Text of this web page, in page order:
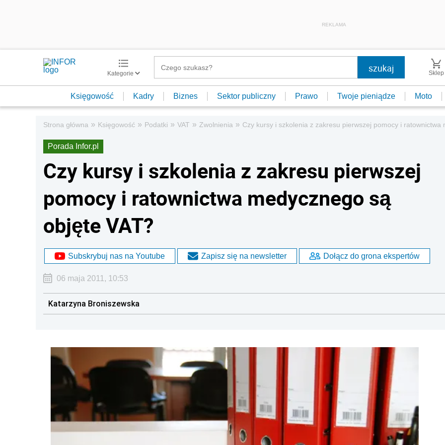
REKLAMA
Kategorie Sklep
Księgowość Kadry Biznes Sektor publiczny Prawo Twoje pieniądze Moto
Strona główna » Księgowość » Podatki » VAT » Zwolnienia » Czy kursy i szkolenia z zakresu pierwszej pomocy i ratownictwa
Porada Infor.pl
Czy kursy i szkolenia z zakresu pierwszej
pomocy i ratownictwa medycznego są
objęte VAT?
Subskrybuj nas na Youtube Zapisz się na newsletter Dołącz do grona ekspertów
06 maja 2011, 10:53
Katarzyna Broniszewska